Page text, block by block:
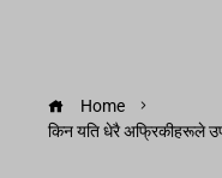
Home
किन यति धेरै अफ्रिकीहरूले